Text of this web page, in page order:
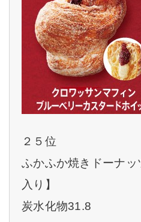
２５位
ふかふか焼きドーナ
入り】
炭水化物31.8